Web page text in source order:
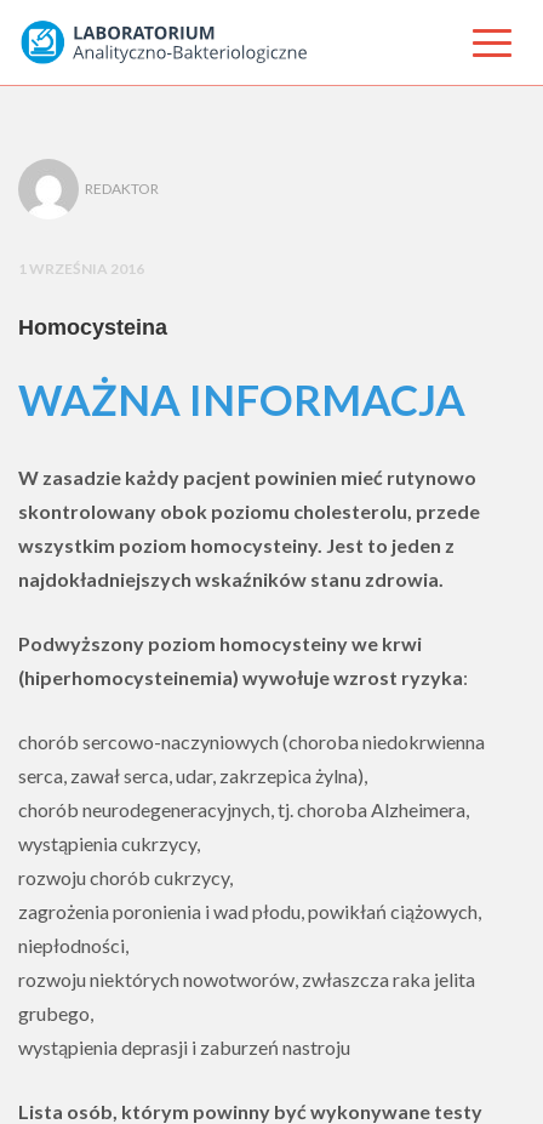
REDAKTOR
1 WRZEŚNIA 2016
Homocysteina
WAŻNA INFORMACJA
W zasadzie każdy pacjent powinien mieć rutynowo
skontrolowany obok poziomu cholesterolu, przede
wszystkim poziom homocysteiny. Jest to jeden z
najdokładniejszych wskaźników stanu zdrowia.
Podwyższony poziom homocysteiny we krwi
(hiperhomocysteinemia) wywołuje wzrost ryzyka:
chorób sercowo-naczyniowych (choroba niedokrwienna
serca, zawał serca, udar, zakrzepica żylna),
chorób neurodegeneracyjnych, tj. choroba Alzheimera,
wystąpienia cukrzycy,
rozwoju chorób cukrzycy,
zagrożenia poronienia i wad płodu, powikłań ciążowych,
niepłodności,
rozwoju niektórych nowotworów, zwłaszcza raka jelita
grubego,
wystąpienia deprasji i zaburzeń nastroju
Lista osób, którym powinny być wykonywane testy